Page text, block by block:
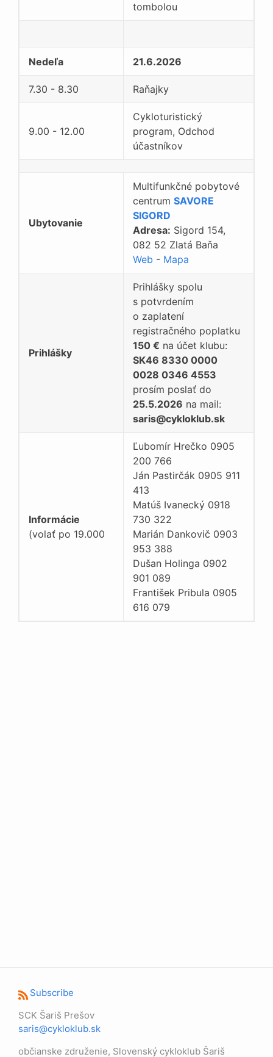
tombolou
Nedeľa 21.6.2026
7.30 - 8.30 Raňajky
9.00 - 12.00
Cykloturistický
program, Odchod
účastníkov
Ubytovanie
Multifunkčné pobytové
centrum SAVORE
SIGORD
Adresa: Sigord 154,
082 52 Zlatá Baňa
Web - Mapa
Prihlášky
Prihlášky spolu
s potvrdením
o zaplatení
registračného poplatku
150 € na účet klubu:
SK46 8330 0000
0028 0346 4553
prosím poslať do
25.5.2026 na mail:
saris@cykloklub.sk
Informácie
(volať po 19.000
Ľubomír Hrečko 0905
200 766
Ján Pastirčák 0905 911
413
Matúš Ivanecký 0918
730 322
Marián Dankovič 0903
953 388
Dušan Holinga 0902
901 089
František Pribula 0905
616 079
Subscribe
SCK Šariš Prešov
saris@cykloklub.sk
občianske združenie, Slovenský cykloklub Šariš